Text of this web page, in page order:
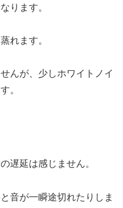
ります。
れます。
んが、少しホワイトノイ
。
遅延は感じません。
音が一瞬途切れたりしま